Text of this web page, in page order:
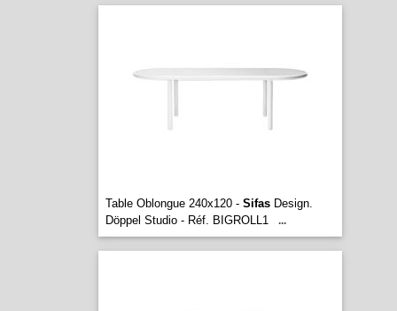
Table Oblongue 240x120 - SifasDesign.
Döppel Studio - Réf. BIGROLL1
...